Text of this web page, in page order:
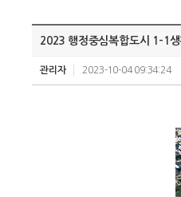
2023 행정중심복합도시 1-1
관리자 2023-10-04 09:34:24